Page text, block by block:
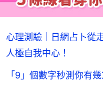
心理測驗｜日網占卜
人極自我中心！
「9」個數字秒測你有